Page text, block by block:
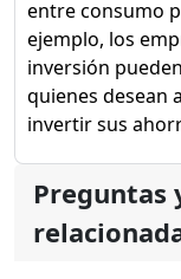
entre consumo
ejemplo, los
inversión
quienes desean
invertir sus
Preguntas